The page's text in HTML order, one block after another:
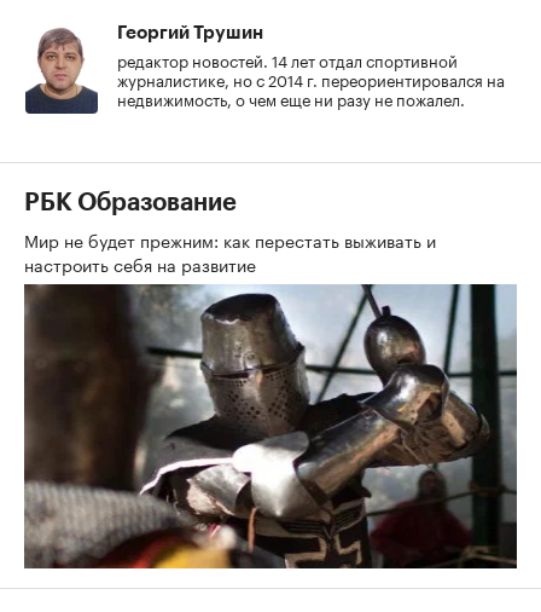
Георгий Трушин
редактор новостей. 14 лет отдал спортивной
журналистике, но с 2014 г. переориентировался на
недвижимость, о чем еще ни разу не пожалел.
РБК Образование
Мир не будет прежним: как перестать выживать и
настроить себя на развитие